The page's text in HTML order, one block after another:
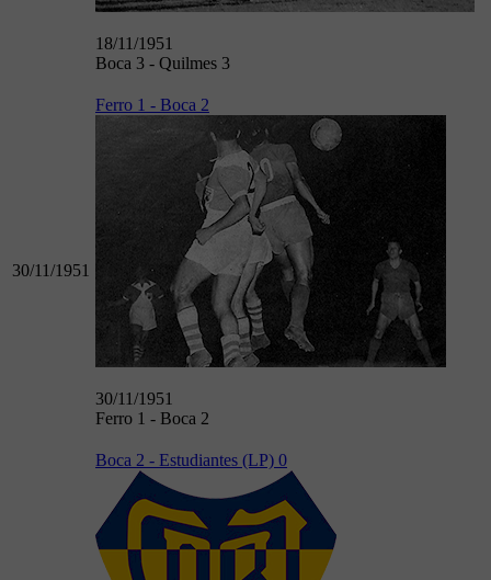
18/11/1951
Boca 3 - Quilmes 3
30/11/1951
Ferro 1 - Boca 2
30/11/1951
Ferro 1 - Boca 2
Boca 2 - Estudiantes (LP) 0